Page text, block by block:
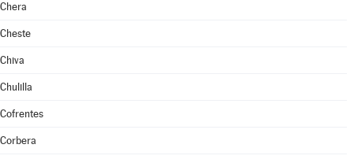
Chera
Cheste
Chiva
Chulilla
Cofrentes
Corbera